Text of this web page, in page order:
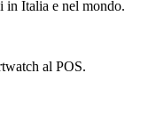
in Italia e nel mondo.
al POS.